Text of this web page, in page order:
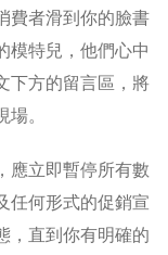
費者滑到你的臉書
模特兒，他們心中
下方的留言區，將
。
應立即暫停所有數
任何形式的促銷宣
，直到你有明確的